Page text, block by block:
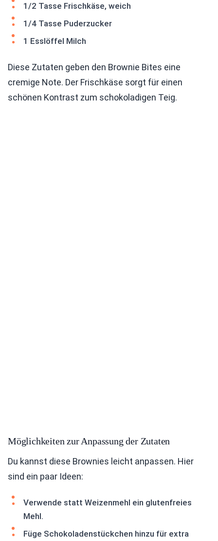
1/2 Tasse Frischkäse, weich
1/4 Tasse Puderzucker
1 Esslöffel Milch
Diese Zutaten geben den Brownie Bites eine
cremige Note. Der Frischkäse sorgt für einen
schönen Kontrast zum schokoladigen Teig.
Möglichkeiten zur Anpassung der Zutaten
Du kannst diese Brownies leicht anpassen. Hier
sind ein paar Ideen:
Verwende statt Weizenmehl ein glutenfreies
Mehl.
Füge Schokoladenstückchen hinzu für extra